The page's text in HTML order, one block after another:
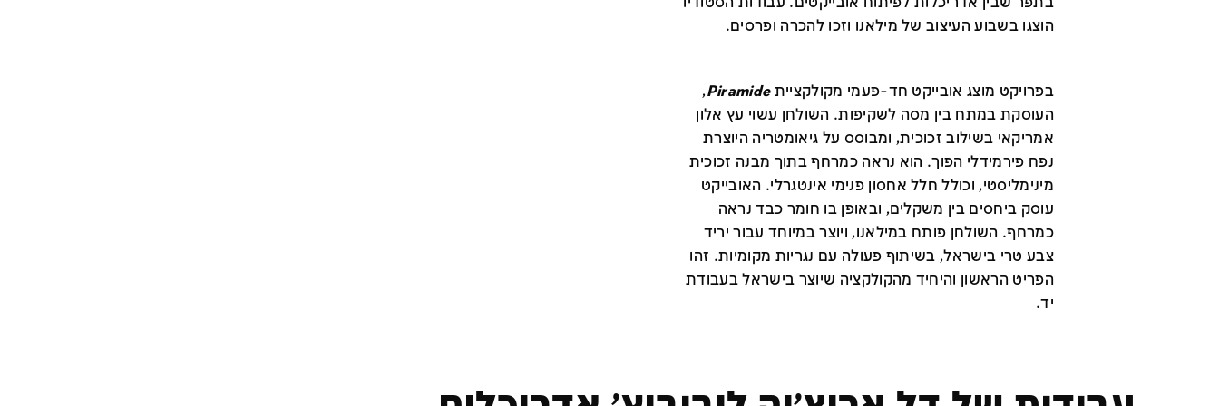
הוצגו בשבוע העיצוב של מילאנו וזכו להכרה ופרסים.
בפרויקט מוצג אובייקט חד-פעמי מקולקצייתPiramide
,
העוסקת במתח בין מסה לשקיפות. השולחן עשוי עץ אלון
אמריקאי בשילוב זכוכית, ומבוסס על גיאומטריה היוצרת
נפח פירמידלי הפוך. הוא נראה כמרחף בתוך מבנה זכוכית
מינימליסטי, וכולל חלל אחסון פנימי אינטגרלי. האובייקט
עוסק ביחסים בין משקלים, ובאופן בו חומר כבד נראה
כמרחף. השולחן פותח במילאנו, ויוצר במיוחד עבור יריד
צבע טרי בישראל, בשיתוף פעולה עם נגריות מקומיות. זהו
הפריט הראשון והיחיד מהקולקציה שיוצר בישראל בעבודת
יד.